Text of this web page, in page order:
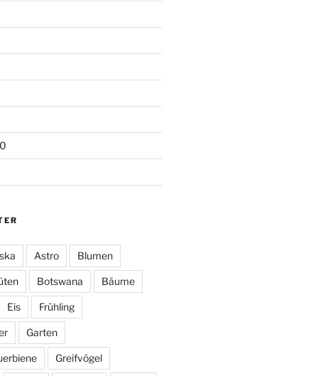
Astro Blumen
Botswana Bäume
Eis Frühling
Garten
Greifvögel